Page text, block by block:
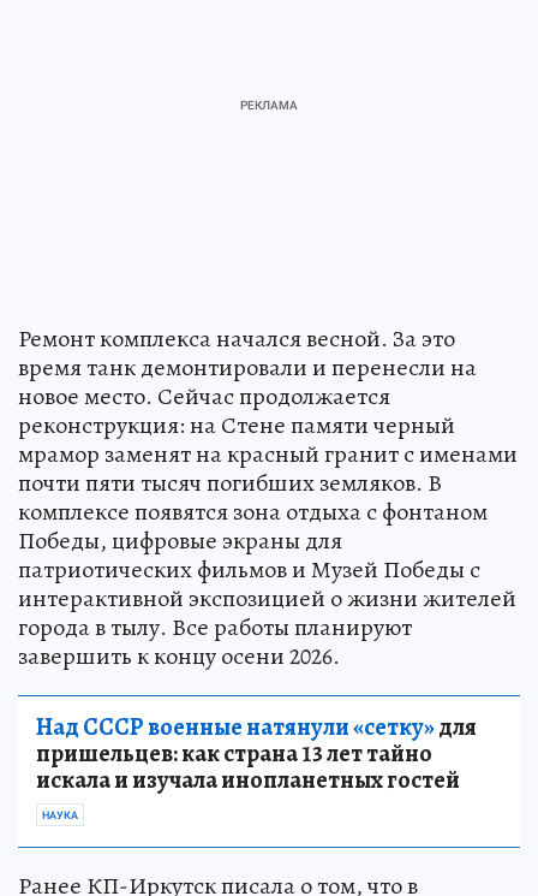
Ремонт комплекса начался весной. За это
время танк демонтировали и перенесли на
новое место. Сейчас продолжается
реконструкция: на Стене памяти черный
мрамор заменят на красный гранит с именами
почти пяти тысяч погибших земляков. В
комплексе появятся зона отдыха с фонтаном
Победы, цифровые экраны для
патриотических фильмов и Музей Победы с
интерактивной экспозицией о жизни жителей
города в тылу. Все работы планируют
завершить к концу осени 2026.
Над СССР военные натянули «сетку»для
пришельцев: как страна 13 лет тайно
искала и изучала инопланетных гостей
НАУКА
Ранее КП-Иркутск писала о том, что в